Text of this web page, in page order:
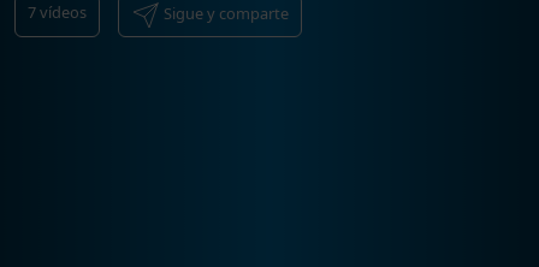
7vídeos Sigue y comparte